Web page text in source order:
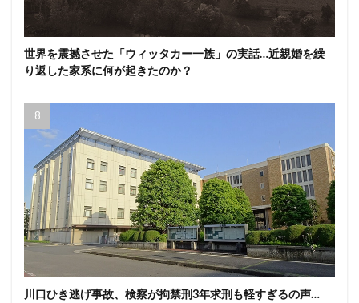
世界を震撼させた「ウィッタカー一族」の実話…近親婚を繰
り返した家系に何が起きたのか？
川口ひき逃げ事故、検察が拘禁刑3年求刑も軽すぎるの声…